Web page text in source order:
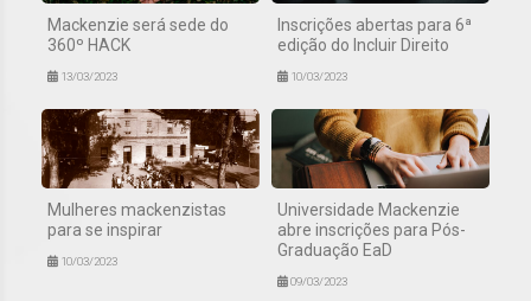
Mackenzie será sede do
360º HACK
13/03/2023
Inscrições abertas para 6ª
edição do Incluir Direito
10/03/2023
Mulheres mackenzistas
para se inspirar
10/03/2023
Universidade Mackenzie
abre inscrições para Pós-
Graduação EaD
09/03/2023